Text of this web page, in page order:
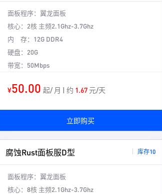
面板程序： 翼龙面板
核心： 2核 主频2.1Ghz-3.7Ghz
内 存： 12G DDR4
硬盘： 20G
带宽： 50Mbps
¥50.00 起/ 月 | 约 1.67元/天
立即购买
腐蚀Rust面板服D型 库存10
面板程序： 翼龙面板
核心： 8核 主频2.1Ghz-3.7Ghz